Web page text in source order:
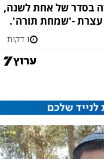
בסדר של אחת לשנה,
עצרת -'שמחת תורה'.
1 דקות